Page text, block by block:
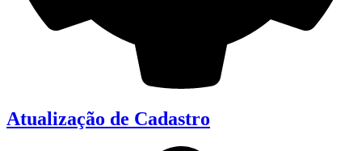
Atualização de Cadastro